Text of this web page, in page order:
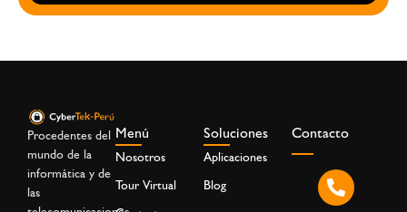
Procedentes del
mundo de la
informática y de
las
Menú
Nosotros
Tour Virtual
Soluciones
Aplicaciones
Blog
Contacto